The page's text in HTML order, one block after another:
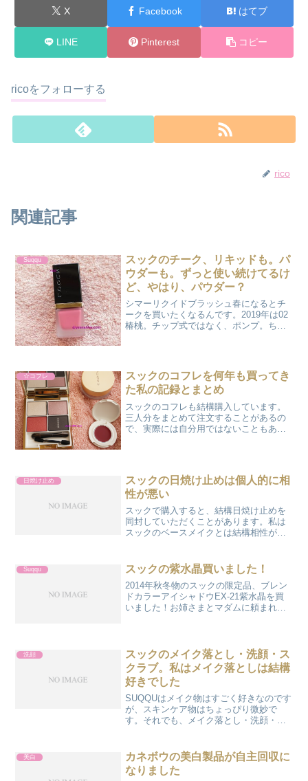
X Facebook はてブ
LINE Pinterest コピー
ricoをフォローする
rico
関連記事
Suqqu
スックのチーク、リキッドも。パ
ウダーも。ずっと使い続けてるけ
ど、やはり、パウダー？
シマーリクイドブラッシュ春になるとチ
ークを買いたくなるんです。2019年は02
椿桃。チップ式ではなく、ポンプ。ちょ
シュ春ですね。ち...
☆コフレ
スックのコフレを何年も買ってき
た私の記録とまとめ
スックのコフレも結構購入しています。
三人分をまとめて注文することがあるの
で、実際には自分用ではないこともあり
ストは2012年、...
日焼け止め
スックの日焼け止めは個人的に相
性が悪い
スックで購入すると、結構日焼け止めを
同封していただくことがあります。私は
スックのベースメイクとは結構相性がい
書いているのでまとめます。もちろん私
の肌のコンディションにも...
Suqqu スックの紫水晶買いました！
2014年秋冬物のスックの限定品、ブレン
ドカラーアイシャドウEX-21紫水晶を買
いました！お姉さまとマダムに頼まれた
左上の左側がピンク...
洗顔
スックのメイク落とし・洗顔・ス
クラブ。私はメイク落としは結構
好きでした
SUQQUはメイク物はすごく好きなのです
が、スキンケア物はちょっぴり微妙で
す。それでも、メイク落とし・洗顔・ス
2016年にあったリニュ前の物もいくつか
サンプル・ミニサイズ...
美白
カネボウの美白製品が自主回収に
なりました